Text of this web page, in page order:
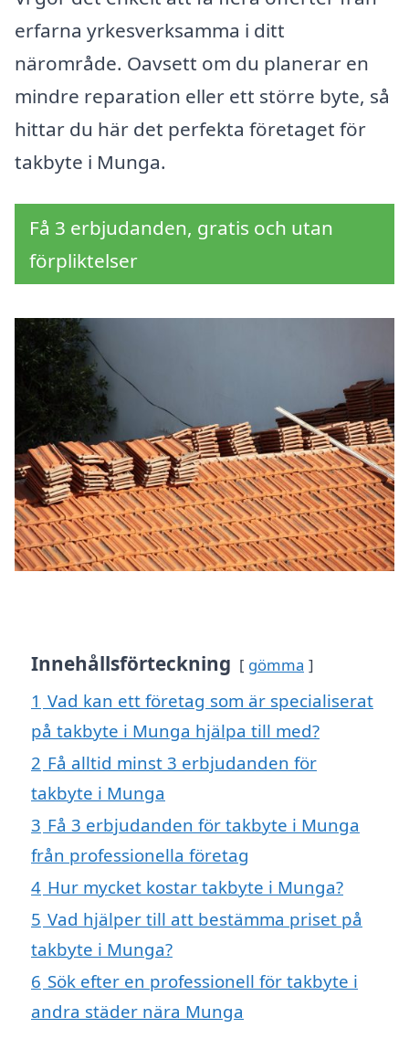
erfarna yrkesverksamma i ditt
närområde. Oavsett om du planerar en
mindre reparation eller ett större byte, så
hittar du här det perfekta företaget för
takbyte i Munga.
Få 3 erbjudanden, gratis och utan
förpliktelser
Innehållsförteckning gömma
1 Vad kan ett företag som är specialiserat
på takbyte i Munga hjälpa till med?
2 Få alltid minst 3 erbjudanden för
takbyte i Munga
3 Få 3 erbjudanden för takbyte i Munga
från professionella företag
4 Hur mycket kostar takbyte i Munga?
5 Vad hjälper till att bestämma priset på
takbyte i Munga?
6 Sök efter en professionell för takbyte i
andra städer nära Munga